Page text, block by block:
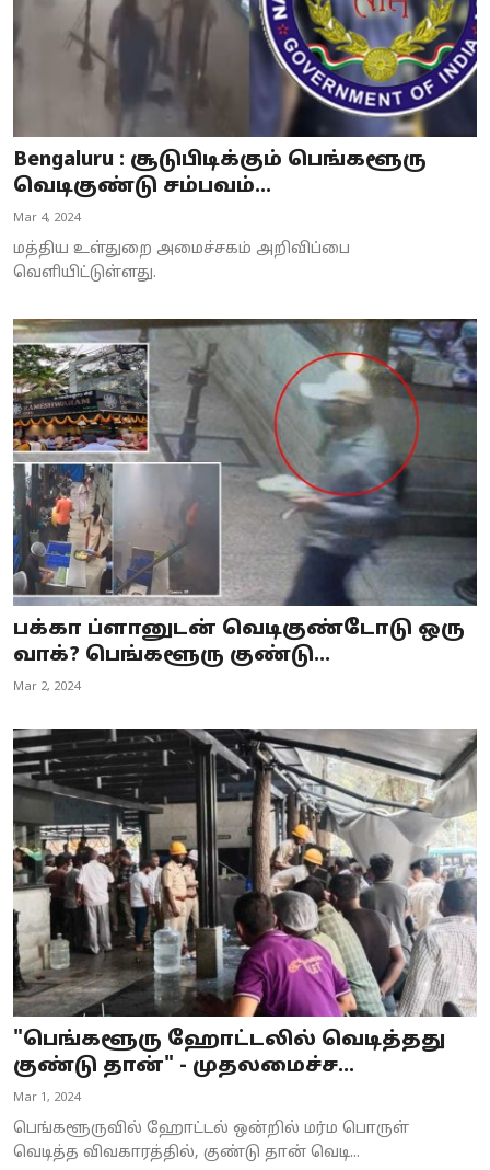
Bengaluru : சூடுபிடிக்கும் பெங்களூரு
வெடிகுண்டு சம்பவம்...
Mar 4, 2024
மத்திய உள்துறை அமைச்சகம் அறிவிப்பை
வெளியிட்டுள்ளது.
பக்கா ப்ளானுடன் வெடிகுண்டோடு ஒரு
வாக்? பெங்களூரு குண்டு...
Mar 2, 2024
"பெங்களூரு ஹோட்டலில் வெடித்தது
குண்டு தான்" - முதலமைச்ச...
Mar 1, 2024
பெங்களூருவில் ஹோட்டல் ஒன்றில் மர்ம பொருள்
வெடித்த விவகாரத்தில், குண்டு தான் வெடி...